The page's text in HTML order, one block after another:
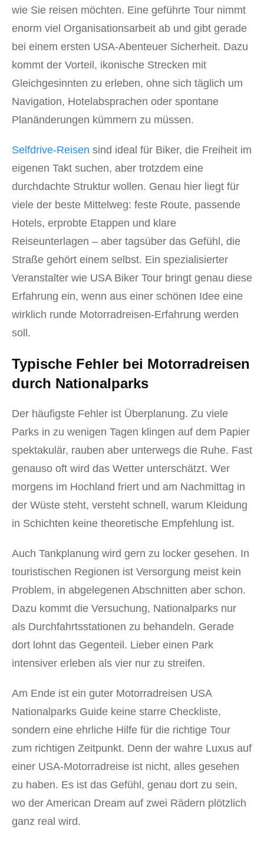
wie Sie reisen möchten. Eine geführte Tour nimmt
enorm viel Organisationsarbeit ab und gibt gerade
bei einem ersten USA-Abenteuer Sicherheit. Dazu
kommt der Vorteil, ikonische Strecken mit
Gleichgesinnten zu erleben, ohne sich täglich um
Navigation, Hotelabsprachen oder spontane
Planänderungen kümmern zu müssen.
Selfdrive-Reisen sind ideal für Biker, die Freiheit im
eigenen Takt suchen, aber trotzdem eine
durchdachte Struktur wollen. Genau hier liegt für
viele der beste Mittelweg: feste Route, passende
Hotels, erprobte Etappen und klare
Reiseunterlagen – aber tagsüber das Gefühl, die
Straße gehört einem selbst. Ein spezialisierter
Veranstalter wie USA Biker Tour bringt genau diese
Erfahrung ein, wenn aus einer schönen Idee eine
wirklich runde Motorradreisen-Erfahrung werden
soll.
Typische Fehler bei Motorradreisen
durch Nationalparks
Der häufigste Fehler ist Überplanung. Zu viele
Parks in zu wenigen Tagen klingen auf dem Papier
spektakulär, rauben aber unterwegs die Ruhe. Fast
genauso oft wird das Wetter unterschätzt. Wer
morgens im Hochland friert und am Nachmittag in
der Wüste steht, versteht schnell, warum Kleidung
in Schichten keine theoretische Empfehlung ist.
Auch Tankplanung wird gern zu locker gesehen. In
touristischen Regionen ist Versorgung meist kein
Problem, in abgelegenen Abschnitten aber schon.
Dazu kommt die Versuchung, Nationalparks nur
als Durchfahrtsstationen zu behandeln. Gerade
dort lohnt das Gegenteil. Lieber einen Park
intensiver erleben als vier nur zu streifen.
Am Ende ist ein guter Motorradreisen USA
Nationalparks Guide keine starre Checkliste,
sondern eine ehrliche Hilfe für die richtige Tour
zum richtigen Zeitpunkt. Denn der wahre Luxus auf
einer USA-Motorradreise ist nicht, alles gesehen
zu haben. Es ist das Gefühl, genau dort zu sein,
wo der American Dream auf zwei Rädern plötzlich
ganz real wird.